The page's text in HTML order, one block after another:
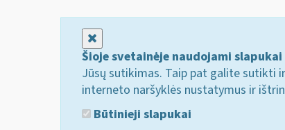
Šioje svetainėje naudojami slapukai
Jūsų sutikimas. Taip pat galite sutikti
interneto naršyklės nustatymus ir
Būtinieji slapukai